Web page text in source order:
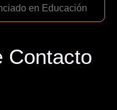
en Educación
Contacto